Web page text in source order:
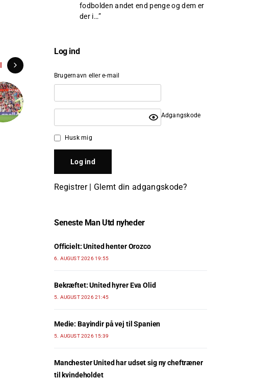
fodbolden andet end penge og dem er
der i…”
Log ind
Brugernavn eller e-mail
Adgangskode
Husk mig
Registrer| Glemt din adgangskode?
Seneste Man Utd nyheder
Officielt: United henter Orozco
6. AUGUST 2026 19:55
Bekræftet: United hyrer Eva Olid
5. AUGUST 2026 21:45
Medie: Bayindir på vej til Spanien
5. AUGUST 2026 15:39
Manchester United har udset sig ny cheftræner
til kvindeholdet